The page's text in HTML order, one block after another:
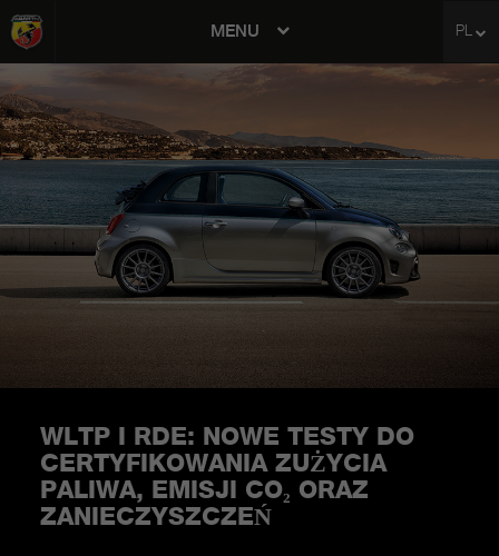
MENU PL
WLTP I RDE: NOWE TESTY DO
CERTYFIKOWANIA ZUŻYCIA
PALIWA, EMISJI CO₂ ORAZ
ZANIECZYSZCZEŃ